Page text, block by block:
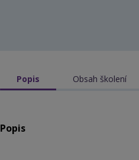
Popis Obsah školení
Popis